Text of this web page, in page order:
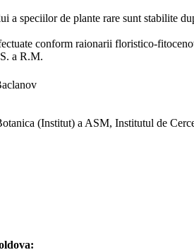
a speciilor de plante rare sunt stabilite
conform raionarii floristico-
a R.M.
(Institut) a ASM, Institutul de